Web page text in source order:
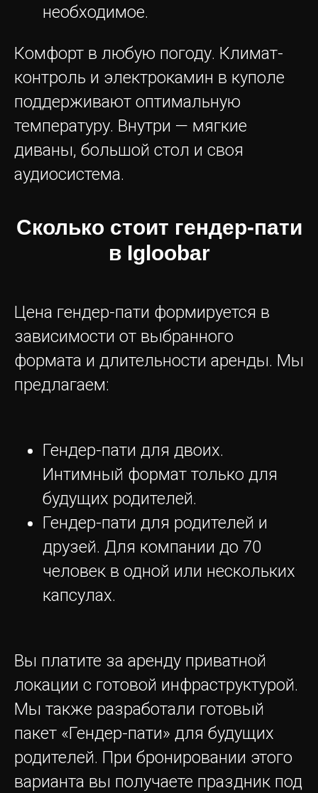
необходимое.
Комфорт в любую погоду. Климат-
контроль и электрокамин в куполе
поддерживают оптимальную
температуру. Внутри — мягкие
диваны, большой стол и своя
аудиосистема.
Сколько стоит гендер-пати
в Igloobar
Цена гендер-пати формируется в
зависимости от выбранного
формата и длительности аренды. Мы
предлагаем:
Гендер-пати для двоих.
Интимный формат только для
будущих родителей.
Гендер-пати для родителей и
друзей. Для компании до 70
человек в одной или нескольких
капсулах.
Вы платите за аренду приватной
локации с готовой инфраструктурой.
Мы также разработали готовый
пакет «Гендер-пати» для будущих
родителей. При бронировании этого
варианта вы получаете праздник под
Наши адреса:
ул. Нижняя Красносельская, 35с59 7
мин пешком от ст. Бауманская
Нижний Сусальный переулок, 5с19,
1 мин пешком от ст. Курская
ЖДЕМ ВАСВ ГОСТИ
+7 (499) 288-17-13